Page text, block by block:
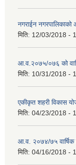
नगराईन
मिति: 12/03/2018 -
आ.व.२०७५/०७६ को
मिति: 10/31/2018 -
एकीकृत शहरी विकास
मिति: 04/23/2018 -
आ.व. २०७४/७५ वार्षिक
मिति: 04/16/2018 -